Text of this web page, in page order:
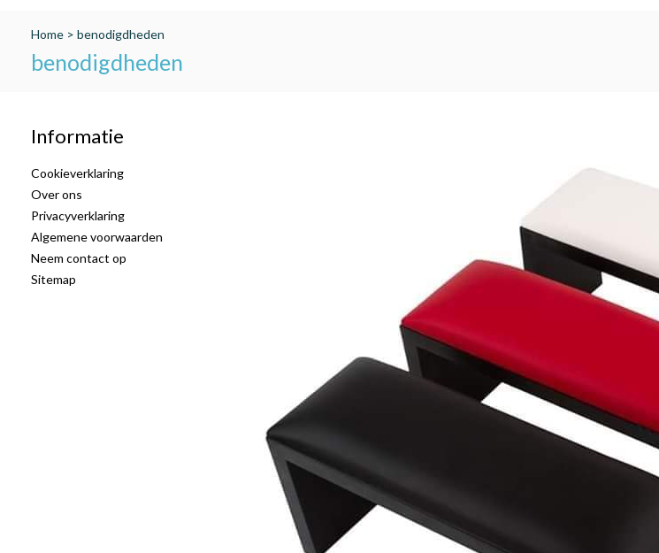
Home > benodigdheden
benodigdheden
Informatie
Cookieverklaring
Over ons
Privacyverklaring
Algemene voorwaarden
Neem contact op
Sitemap